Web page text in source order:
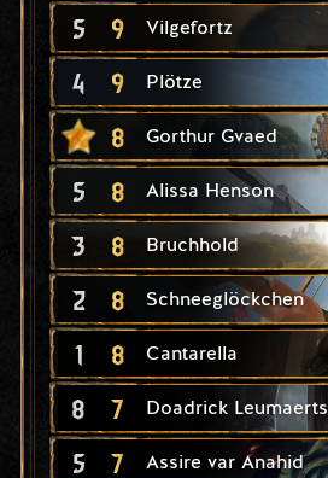
5 9 Vilgefortz
4 9 Plötze
8 Gorthur Gvaed
5 8 Alissa Henson
3 8 Bruchhold
2 8 Schneeglöckchen
1 8 Cantarella
8 7 Doadrick Leumaerts
5 7 Assire var Anahid